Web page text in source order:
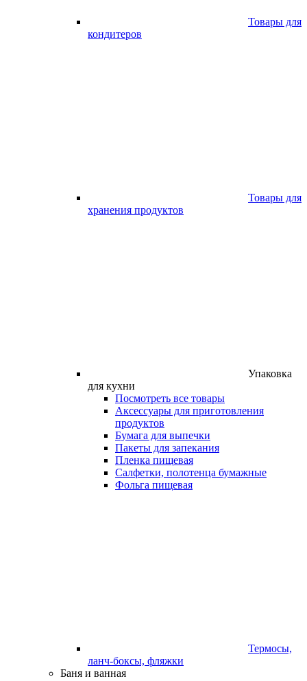
Товары для
кондитеров
Товары для
хранения продуктов
Упаковка
для кухни
Посмотреть все товары
Аксессуары для приготовления
продуктов
Бумага для выпечки
Пакеты для запекания
Пленка пищевая
Салфетки, полотенца бумажные
Фольга пищевая
Термосы,
ланч-боксы, фляжки
Баня и ванная